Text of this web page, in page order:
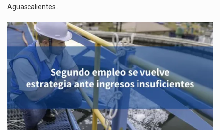
Aguascalientes…